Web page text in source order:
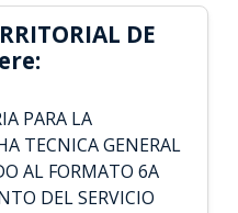
DE
PARA LA
TECNICA GENERAL
AL FORMATO 6A
DEL SERVICIO